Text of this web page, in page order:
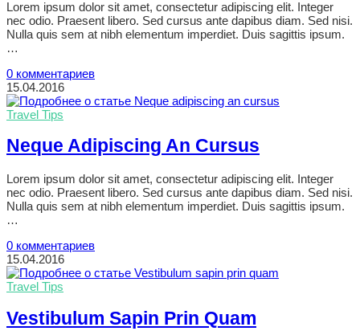
Lorem ipsum dolor sit amet, consectetur adipiscing elit. Integer
nec odio. Praesent libero. Sed cursus ante dapibus diam. Sed nisi.
Nulla quis sem at nibh elementum imperdiet. Duis sagittis ipsum.
…
0 комментариев
15.04.2016
Travel Tips
Neque Adipiscing An Cursus
Lorem ipsum dolor sit amet, consectetur adipiscing elit. Integer
nec odio. Praesent libero. Sed cursus ante dapibus diam. Sed nisi.
Nulla quis sem at nibh elementum imperdiet. Duis sagittis ipsum.
…
0 комментариев
15.04.2016
Travel Tips
Vestibulum Sapin Prin Quam